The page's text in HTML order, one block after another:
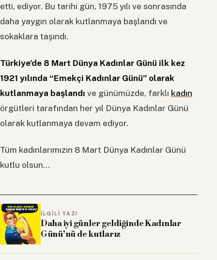
etti, ediyor. Bu tarihi gün, 1975 yılı ve sonrasında
daha yaygın olarak kutlanmaya başlandı ve
sokaklara taşındı.
Türkiye’de 8 Mart Dünya Kadınlar Günü ilk kez
1921 yılında “Emekçi Kadınlar Günü” olarak
kutlanmaya başlandı ve günümüzde, farklı kadın
örgütleri tarafından her yıl Dünya Kadınlar Günü
olarak kutlanmaya devam ediyor.
Tüm kadınlarımızın 8 Mart Dünya Kadınlar Günü
kutlu olsun…
İLGILI YAZI
Daha iyi günler geldiğinde Kadınlar
Günü’nü de kutlarız